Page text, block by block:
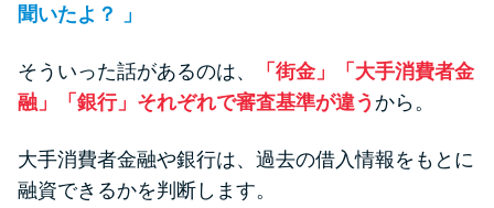
聞いたよ？ 」
そういった話があるのは、
「街金」「大手消費者金
融」「銀行」それぞれで審査基準が違う から。
大手消費者金融や銀行は、過去の借入情報をもとに
融資できるかを判断します。